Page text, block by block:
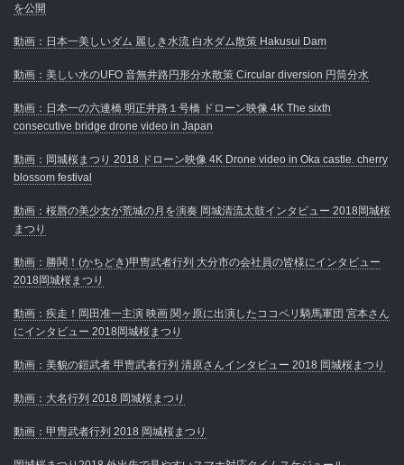
を公開
動画：日本一美しいダム 麗しき水流 白水ダム散策 Hakusui Dam
動画：美しい水のUFO 音無井路円形分水散策 Circular diversion 円筒分水
動画：日本一の六連橋 明正井路１号橋 ドローン映像 4K The sixth
consecutive bridge drone video in Japan
動画：岡城桜まつり 2018 ドローン映像 4K Drone video in Oka castle. cherry
blossom festival
動画：桜唇の美少女が荒城の月を演奏 岡城清流太鼓インタビュー 2018岡城桜
まつり
動画：勝鬨！(かちどき)甲冑武者行列 大分市の会社員の皆様にインタビュー
2018岡城桜まつり
動画：疾走！岡田准一主演 映画 関ヶ原に出演したココペリ騎馬軍団 宮本さん
にインタビュー 2018岡城桜まつり
動画：美貌の鎧武者 甲冑武者行列 清原さんインタビュー 2018 岡城桜まつり
動画：大名行列 2018 岡城桜まつり
動画：甲冑武者行列 2018 岡城桜まつり